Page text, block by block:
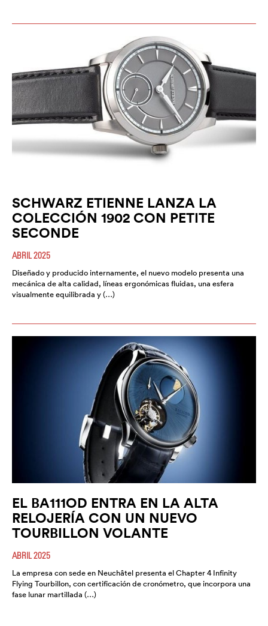
SCHWARZ ETIENNE LANZA LA
COLECCIÓN 1902 CON PETITE
SECONDE
ABRIL 2025
Diseñado y producido internamente, el nuevo modelo presenta una
mecánica de alta calidad, líneas ergonómicas fluidas, una esfera
visualmente equilibrada y (…)
EL BA111OD ENTRA EN LA ALTA
RELOJERÍA CON UN NUEVO
TOURBILLON VOLANTE
ABRIL 2025
La empresa con sede en Neuchâtel presenta el Chapter 4 Infinity
Flying Tourbillon, con certificación de cronómetro, que incorpora una
fase lunar martillada (…)